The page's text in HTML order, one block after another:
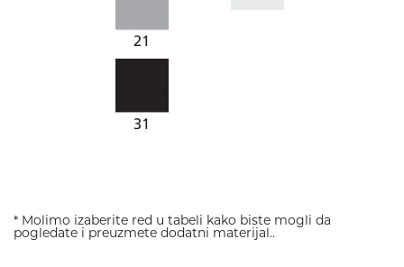
* Molimo izaberite red u tabeli kako biste mogli da
pogledate i preuzmete dodatni materijal..